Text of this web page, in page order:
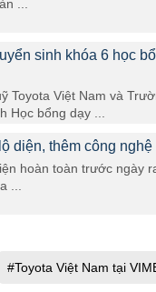
...
sinh khóa 6 học
Toyota Việt Nam và
Học bổng dạy ...
diện, thêm công
hoàn toàn trước ngày
...
#Toyota Việt Nam tại